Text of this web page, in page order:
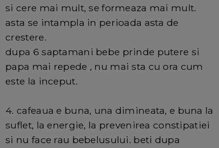
si cere mai mult, se formeaza mai mult.
asta se intampla in perioada asta de
crestere.
dupa 6 saptamani bebe prinde putere si
papa mai repede , nu mai sta cu ora cum
este la inceput.
4. cafeaua e buna, una dimineata, e buna la
suflet, la energie, la prevenirea constipatiei
si nu face rau bebelusului. beti dupa